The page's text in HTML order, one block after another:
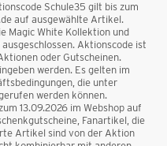
Schule35 gilt bis zum
auf ausgewählte Artikel.
Magic White Kollektion und
Aktionscode ist
oder Gutscheinen.
werden. Es gelten im
die unter
werden können.
13.09.2026 im Webshop auf
Fanartikel, die
Artikel sind von der Aktion